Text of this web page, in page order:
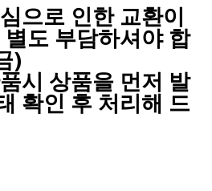
으로 인한 교환이
도 부담하셔야 합
)
시 상품을 먼저 발
확인 후 처리해 드